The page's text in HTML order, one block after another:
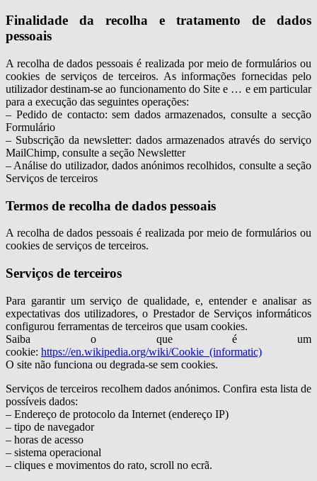
Finalidade da recolha e tratamento de dados
pessoais
A recolha de dados pessoais é realizada por meio de formulários ou
cookies de serviços de terceiros. As informações fornecidas pelo
utilizador destinam-se ao funcionamento do Site e … e em particular
para a execução das seguintes operações:
– Pedido de contacto: sem dados armazenados, consulte a secção
Formulário
– Subscrição da newsletter: dados armazenados através do serviço
MailChimp, consulte a seção Newsletter
– Análise do utilizador, dados anónimos recolhidos, consulte a seção
Serviços de terceiros
Termos de recolha de dados pessoais
A recolha de dados pessoais é realizada por meio de formulários ou
cookies de serviços de terceiros.
Serviços de terceiros
Para garantir um serviço de qualidade, e, entender e analisar as
expectativas dos utilizadores, o Prestador de Serviços informáticos
configurou ferramentas de terceiros que usam cookies.
Saiba o que é um
cookie: https://en.wikipedia.org/wiki/Cookie_(informatic)
O site não funciona ou degrada-se sem cookies.
Serviços de terceiros recolhem dados anónimos. Confira esta lista de
possíveis dados:
– Endereço de protocolo da Internet (endereço IP)
– tipo de navegador
– horas de acesso
– sistema operacional
– cliques e movimentos do rato, scroll no ecrã.